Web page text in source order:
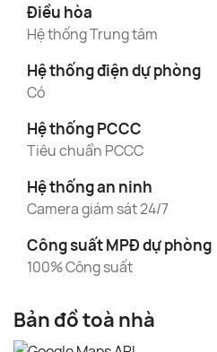
Điều hòa
Hệ thống Trung tâm
Hệ thống điện dự phòng
Có
Hệ thống PCCC
Tiêu chuẩn PCCC
Hệ thống an ninh
Camera giám sát 24/7
Công suất MPĐ dự phòng
100% Công suất
Bản đồ toà nhà